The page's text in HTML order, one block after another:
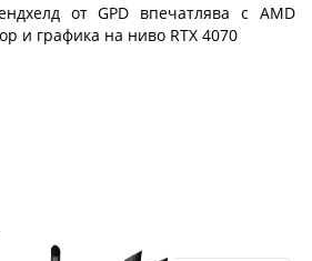
от GPD впечатлява с AMD
и графика на ниво RTX 4070